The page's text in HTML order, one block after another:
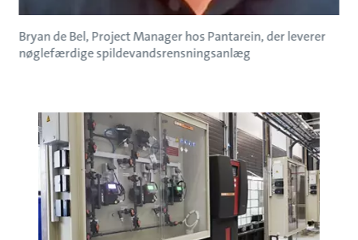
Bryan de Bel, Project Manager hos Pantarein, der leverer
nøglefærdige spildevandsrensningsanlæg